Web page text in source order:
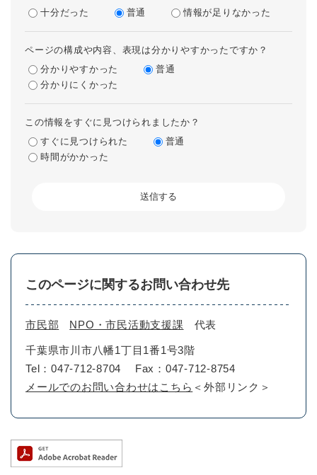
十分だった
普通 情報が足りなかった
ページの構成や内容、表現は分かりやすかったですか？
分かりやすかった
普通
分かりにくかった
この情報をすぐに見つけられましたか？
すぐに見つけられた
普通
時間がかかった
このページに関するお問い合わせ先
市民部 NPO・市民活動支援課 代表
千葉県市川市八幡1丁目1番1号3階
Tel：047-712-8704
Fax：047-712-8754
メールでのお問い合わせはこちら ＜外部リンク＞